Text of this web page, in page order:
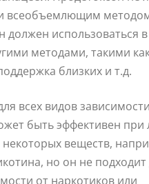
всеобъемлющим
должен использоваться в
методами, такими
близких и т.д.
всех видов
быть эффективен при
некоторых веществ,
но он не подходит
от наркотиков или